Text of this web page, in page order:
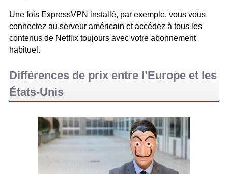
Une fois ExpressVPN installé, par exemple, vous vous
connectez au serveur américain et accédez à tous les
contenus de Netflix toujours avec votre abonnement
habituel.
Différences de prix entre l’Europe et les
États-Unis